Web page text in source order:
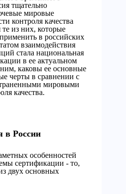
тщательно
мировые
контроля качества
те из них, которые
в российских
взаимодействия
стала национальная
в ее актуальном
каковы ее основные
черты в сравнении с
мировыми
качества.
в России
особенностей
сертификации - то,
двух основных